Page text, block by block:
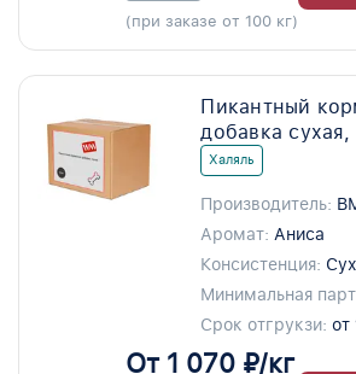
(при заказе от 100 кг)
Пикантный
добавка сухая,
Халяль
Производитель:
Аромат: Аниса
Консистенция:
Минимальная
Срок отгрукзи: от
От 1 070 ₽/кг